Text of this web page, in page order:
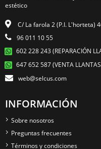
estético
C/ La farola 2 (P.I. L'horteta)
96 011 10 55
602 228 243 (REPARACIÓN
647 652 587 (VENTA
web@selcus.com
INFORMACIÓN
Sobre nosotros
Preguntas frecuentes
Términos y condiciones